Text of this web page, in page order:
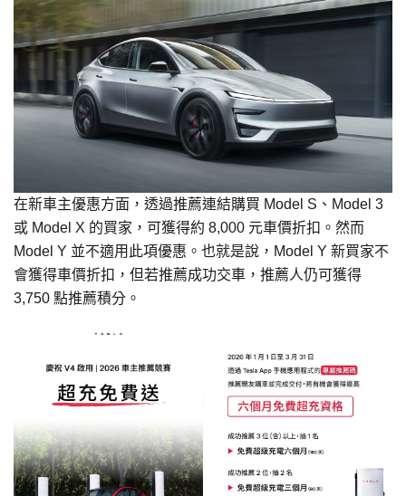
在新車主優惠方面，透過推薦連結購買 Model S、Model 3
或 Model X 的買家，可獲得約 8,000 元車價折扣。然而
Model Y 並不適用此項優惠。也就是說，Model Y 新買家不
會獲得車價折扣，但若推薦成功交車，推薦人仍可獲得
3,750 點推薦積分。